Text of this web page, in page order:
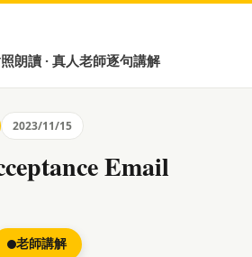
朗讀 · 真人老師逐句講解
2023/11/15
Email
老師講解